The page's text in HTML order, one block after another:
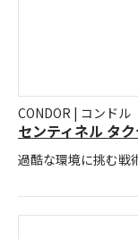
CONDOR | コンドル
センティネル タ
過酷な環境に挑む戦